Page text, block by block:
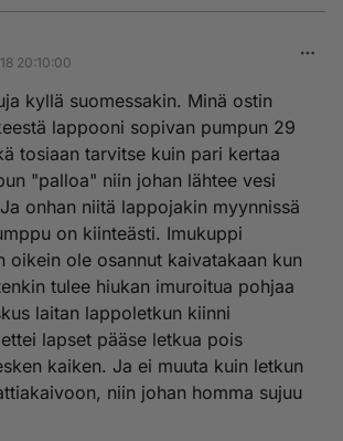
20:10:00
kyllä suomessakin. Minä ostin
lappooni sopivan pumpun 29
tosiaan tarvitse kuin pari kertaa
"palloa" niin johan lähtee vesi
onhan niitä lappojakin myynnissä
on kiinteästi. Imukuppi
oikein ole osannut kaivatakaan kun
tulee hiukan imuroitua pohjaa
laitan lappoletkun kiinni
lapset pääse letkua pois
kaiken. Ja ei muuta kuin letkun
niin johan homma sujuu